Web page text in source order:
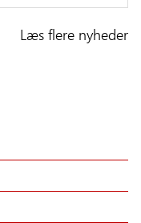
Læs flere nyheder